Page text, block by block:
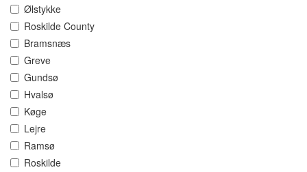
Ølstykke
Roskilde County
Bramsnæs
Greve
Gundsø
Hvalsø
Køge
Lejre
Ramsø
Roskilde